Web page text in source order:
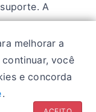
A
graves.
Sintomas|
melhorar a
você
e concorda
.